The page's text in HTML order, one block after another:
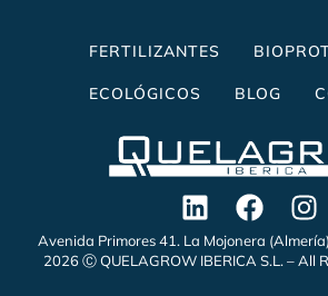
FERTILIZANTES
ECOLÓGICOS BLOG
Avenida Primores 41. La Mojonera (Almería)
2026 Ⓒ QUELAGROW IBERICA S.L. – All